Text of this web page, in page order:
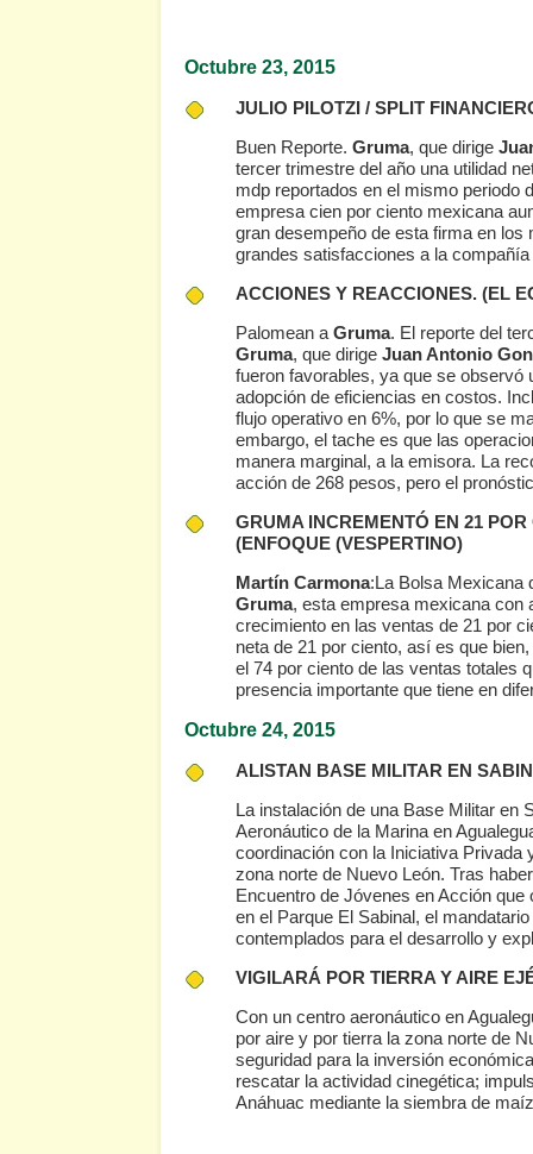
Octubre 23, 2015
JULIO PILOTZI / SPLIT
Buen Reporte. Gruma, que dirige
tercer trimestre del año una utilidad
mdp reportados en el mismo periodo
empresa cien por ciento mexicana
gran desempeño de esta firma en
grandes satisfacciones a la
ACCIONES Y REACCIONES. (EL
Palomean a Gruma. El reporte del
Gruma, que dirige Juan Antonio
fueron favorables, ya que se observó
adopción de eficiencias en costos.
flujo operativo en 6%, por lo que se
embargo, el tache es que las
manera marginal, a la emisora. La
acción de 268 pesos, pero el
GRUMA INCREMENTÓ EN 21
(ENFOQUE (VESPERTINO)
Martín Carmona:La Bolsa Mexicana
Gruma, esta empresa mexicana con
crecimiento en las ventas de 21 por
neta de 21 por ciento, así es que
el 74 por ciento de las ventas totales
presencia importante que tiene en
Octubre 24, 2015
ALISTAN BASE MILITAR EN
La instalación de una Base Militar en
Aeronáutico de la Marina en
coordinación con la Iniciativa Privada
zona norte de Nuevo León. Tras
Encuentro de Jóvenes en Acción
en el Parque El Sabinal, el
contemplados para el desarrollo y
VIGILARÁ POR TIERRA Y AIRE
Con un centro aeronáutico en
por aire y por tierra la zona norte de
seguridad para la inversión
rescatar la actividad cinegética;
Anáhuac mediante la siembra de